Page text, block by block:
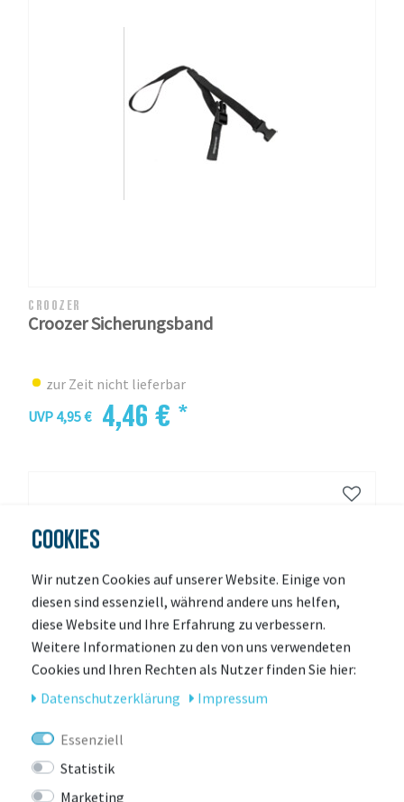
CROOZER
Croozer Sicherungsband
zur Zeit nicht lieferbar
UVP 4,95 €
4,46 € *
COOKIES
Wir nutzen Cookies auf unserer Website. Einige von
diesen sind essenziell, während andere uns helfen,
diese Website und Ihre Erfahrung zu verbessern.
Weitere Informationen zu den von uns verwendeten
Cookies und Ihren Rechten als Nutzer finden Sie hier:
Daten­schutz­erklärung
Impressum
Essenziell
Statistik
Marketing